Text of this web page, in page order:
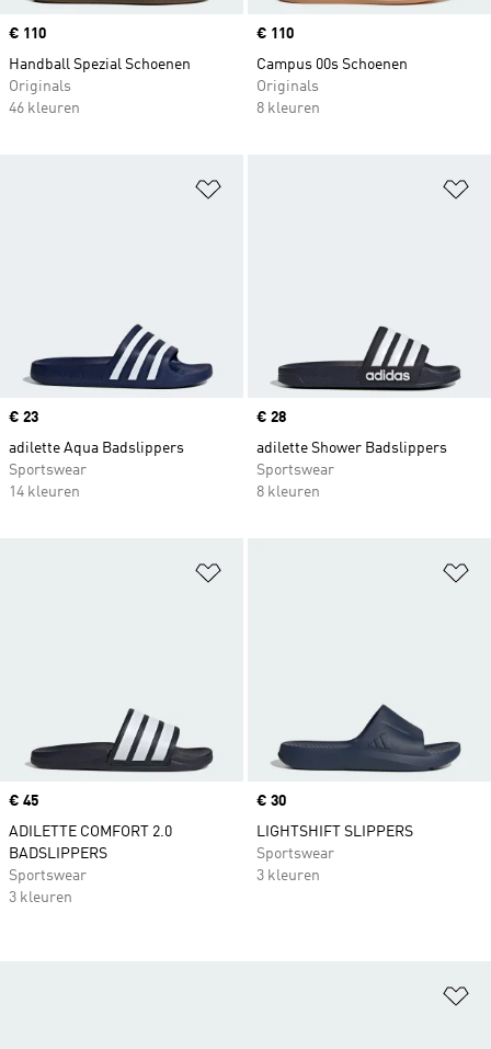
Price
€ 110
Handball Spezial Schoenen
Originals
46 kleuren
Price
€ 110
Campus 00s Schoenen
Originals
8 kleuren
Price
€ 23
adilette Aqua Badslippers
Sportswear
14 kleuren
Price
€ 28
adilette Shower Badslippers
Sportswear
8 kleuren
Price
€ 45
ADILETTE COMFORT 2.0
BADSLIPPERS
Sportswear
3 kleuren
Price
€ 30
LIGHTSHIFT SLIPPERS
Sportswear
3 kleuren